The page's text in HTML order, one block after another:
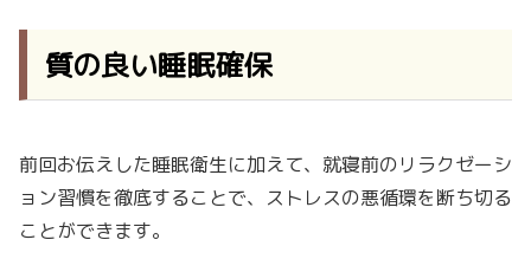
質の良い睡眠確保
前回お伝えした睡眠衛生に加えて、就寝前のリラクゼーシ
ョン習慣を徹底することで、ストレスの悪循環を断ち切る
ことができます。